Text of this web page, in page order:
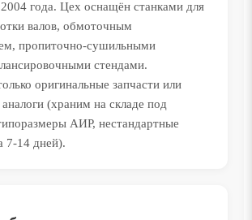
года. Цех оснащён станками для
валов, обмоточным
пропиточно-сушильными
стендами.
оригинальные запчасти или
(храним на складе под
АИР, нестандартные
7-14 дней).